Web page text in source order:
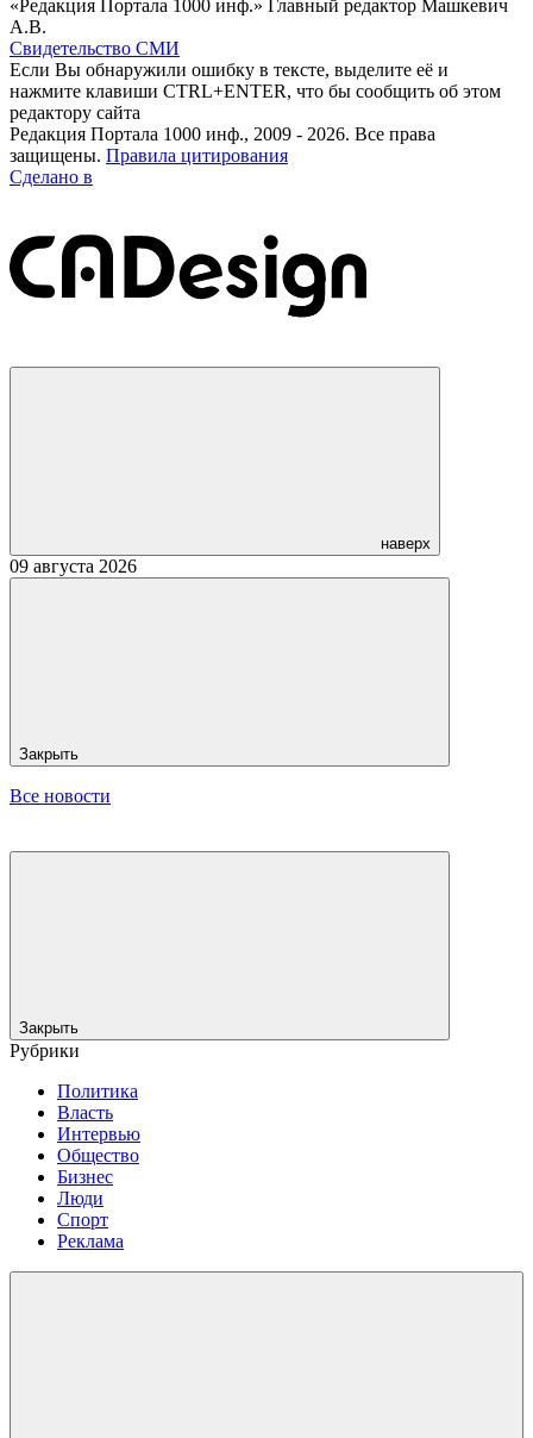
«Редакция Портала 1000 инф.» Главный редактор Машкевич
А.В.
Свидетельство СМИ
Если Вы обнаружили ошибку в тексте, выделите её и
нажмите клавиши CTRL+ENTER, что бы сообщить об этом
редактору сайта
Редакция Портала 1000 инф., 2009 - 2026. Все права
защищены. Правила цитирования
Сделано в
наверх
09 августа 2026
Закрыть
Все новости
Закрыть
Рубрики
Политика
Власть
Интервью
Общество
Бизнес
Люди
Спорт
Реклама